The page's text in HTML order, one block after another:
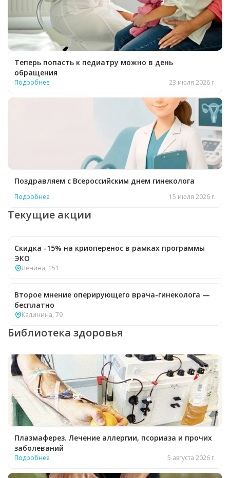
Теперь попасть к педиатру можно в день
обращения
Подробнее 23 июля 2026 г.
Поздравляем с Всероссийским днем гинеколога
Подробнее 15 июля 2026 г.
Текущие акции
Скидка -15% на криоперенос в рамках программы
ЭКО
Ленина, 151
Второе мнение оперирующего врача-гинеколога —
бесплатно
Калинина, 79
Библиотека здоровья
Плазмаферез. Лечение аллергии, псориаза и прочих
заболеваний
Подробнее 5 августа 2026 г.